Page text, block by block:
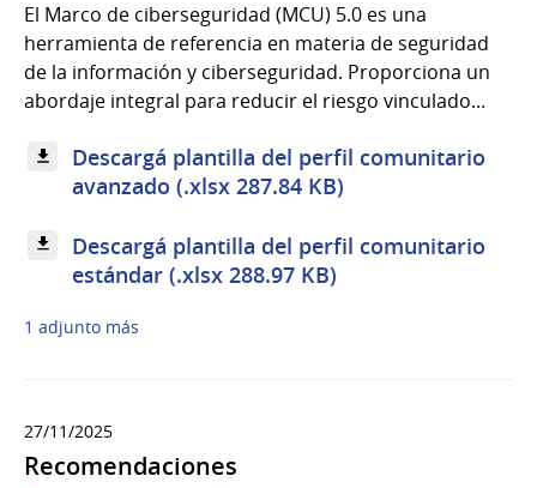
El Marco de ciberseguridad (MCU) 5.0 es una
herramienta de referencia en materia de seguridad
de la información y ciberseguridad. Proporciona un
abordaje integral para reducir el riesgo vinculado...
Descargá plantilla del perfil comunitario
avanzado (.xlsx 287.84 KB)
Descargá plantilla del perfil comunitario
estándar (.xlsx 288.97 KB)
1 adjunto más
27/11/2025
Recomendaciones